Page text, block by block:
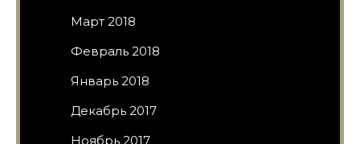
Март 2018
Февраль 2018
Январь 2018
Декабрь 2017
Ноябрь 2017